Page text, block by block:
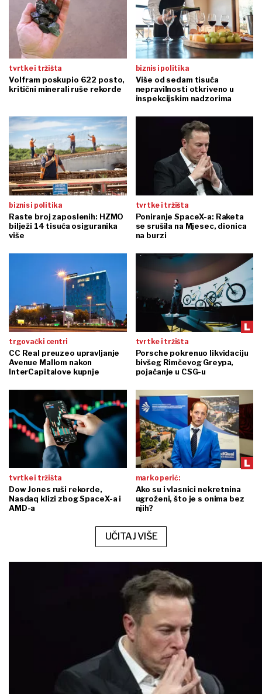
tvrtke i tržišta
Volfram poskupio 622 posto,
kritični minerali ruše rekorde
biznis i politika
Više od sedam tisuća
nepravilnosti otkriveno u
inspekcijskim nadzorima
biznis i politika
Raste broj zaposlenih: HZMO
bilježi 14 tisuća osiguranika
više
tvrtke i tržišta
Poniranje SpaceX-a: Raketa
se srušila na Mjesec, dionica
na burzi
trgovački centri
CC Real preuzeo upravljanje
Avenue Mallom nakon
InterCapitalove kupnje
tvrtke i tržišta
Porsche pokrenuo likvidaciju
bivšeg Rimčevog Greypa,
pojačanje u CSG-u
tvrtke i tržišta
Dow Jones ruši rekorde,
Nasdaq klizi zbog SpaceX-a i
AMD-a
marko perić:
Ako su i vlasnici nekretnina
ugroženi, što je s onima bez
njih?
UČITAJ VIŠE